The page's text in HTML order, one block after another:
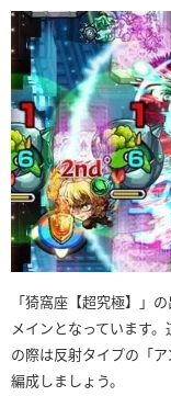
「猗窩座【超究極】」
メインとなっています
の際は反射タイプの「
編成しましょう。